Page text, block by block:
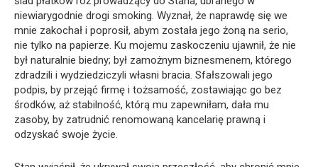
niewiarygodnie drogi smoking. Wyznał, że naprawdę się we
mnie zakochał i poprosił, abym została jego żoną na serio,
nie tylko na papierze. Ku mojemu zaskoczeniu ujawnił, że nie
był naturalnie biedny; był zamożnym biznesmenem, którego
zdradzili i wydziedziczyli własni bracia. Sfałszowali jego
podpis, by przejąć firmę i tożsamość, zostawiając go bez
środków, aż stabilność, którą mu zapewniłam, dała mu
zasoby, by zatrudnić renomowaną kancelarię prawną i
odzyskać swoje życie.